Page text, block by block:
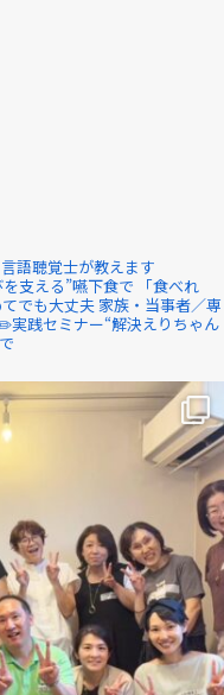
語聴覚士が教えます
支える”嚥下食で 「食べれ
でも大丈夫家族・当事者／専
実践セミナー“解決えりちゃん